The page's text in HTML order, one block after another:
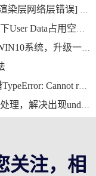
微信小程序使用视频组件video时提示[渲染层网络层错误] Failed to load media错误的解决方法
微信开发者工具安装在其他盘但在C盘下User Data占用空间超大，能删掉吗？用mklink提示当文件已存在时，无法创建该文件
一直吃灰的联想U410超级笔记本重装WIN10系统，升级一下硬件继续战斗
微信小程序options传参调用onLoad出错TypeError: Cannot read property “ID“ of undefined的解决方法
微信小程序wx.uploadFile接口返回信息处理，解决出现undefined错误的问题
关注，相